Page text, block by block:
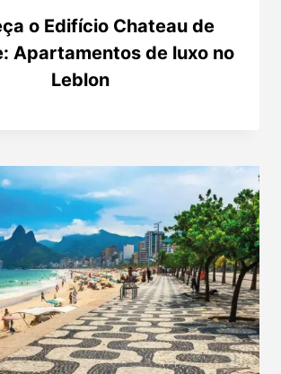
o Edifício Chateau de
Apartamentos de luxo no
Leblon